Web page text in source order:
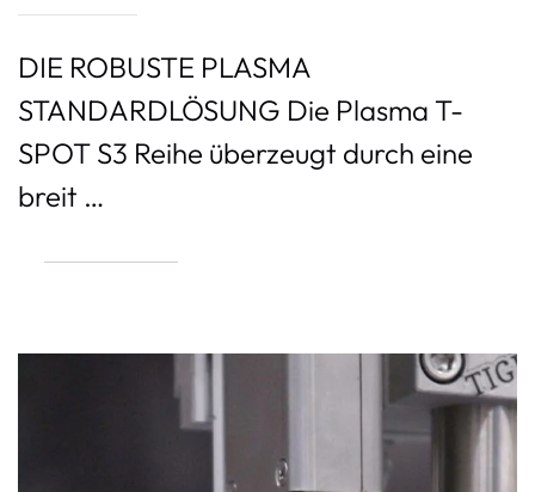
DIE ROBUSTE PLASMA
STANDARDLÖSUNG Die Plasma T-
SPOT S3 Reihe überzeugt durch eine
breit …